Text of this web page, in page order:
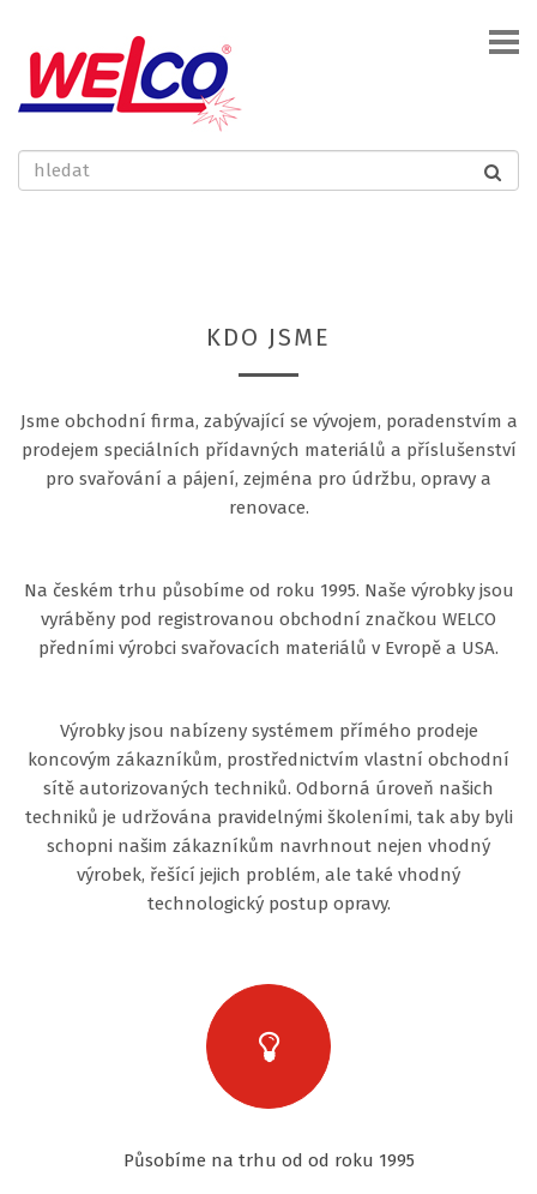
KDO JSME
Jsme obchodní firma, zabývající se vývojem, poradenstvím a
prodejem speciálních přídavných materiálů a příslušenství
pro svařování a pájení, zejména pro údržbu, opravy a
renovace.
Na českém trhu působíme od roku 1995. Naše výrobky jsou
vyráběny pod registrovanou obchodní značkou WELCO
předními výrobci svařovacích materiálů v Evropě a USA.
Výrobky jsou nabízeny systémem přímého prodeje
koncovým zákazníkům, prostřednictvím vlastní obchodní
sítě autorizovaných techniků. Odborná úroveň našich
techniků je udržována pravidelnými školeními, tak aby byli
schopni našim zákazníkům navrhnout nejen vhodný
výrobek, řešící jejich problém, ale také vhodný
technologický postup opravy.
Působíme na trhu od od roku 1995